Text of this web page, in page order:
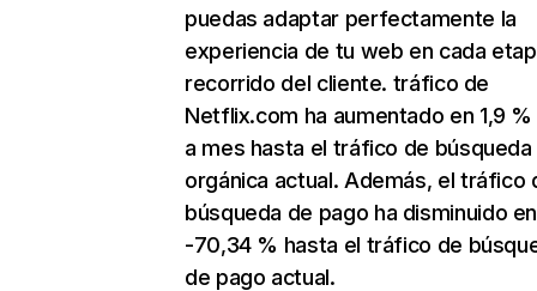
puedas adaptar perfectamente la
experiencia de tu web en cada
recorrido del cliente. tráfico de
Netflix.com ha aumentado en 1,9
a mes hasta el tráfico de búsqueda
orgánica actual. Además, el tráfico
búsqueda de pago ha disminuido en
-70,34 % hasta el tráfico de
de pago actual.